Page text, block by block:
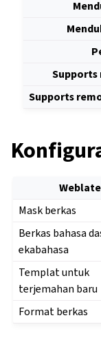
Supports
Mask berkas
Berkas bahasa
ekabahasa
Templat untuk
terjemahan baru
Format berkas